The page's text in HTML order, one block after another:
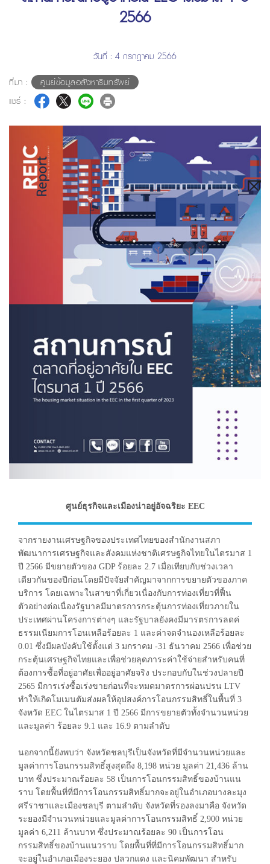
2566
วันที่ : 4 กรกฎาคม 2566
ที่มา :
ศูนย์ข้อมูลอสังหาริมทรัพย์
แชร์ :
ศูนย์ธุรกิจและเมืองน่าอยู่อัจฉริยะ EEC
จากรายงานเศรษฐกิจของประเทศไทยของสำนักงานสภา
พัฒนาการเศรษฐกิจและสังคมแห่งชาติเศรษฐกิจไทยในไตรมาส 1
ปี 2566 มีขยายตัวของ GDP ร้อยละ 2.7 เมื่อเทียบกับช่วงเวลา
เดียวกันของปีก่อนโดยมีปัจจัยสำคัญมาจากการขยายตัวของภาค
บริการ โดยเฉพาะในสาขาที่เกี่ยวเนื่องกับการท่องเที่ยวที่ฟื้น
ตัวอย่างต่อเนื่องรัฐบาลมีมาตรการกระตุ้นการท่องเที่ยวภายใน
ประเทศผ่านโครงการต่างๆ และรัฐบาลยังคงมีมารตรการลดค่
ธรรมเนียมการโอนเหลือร้อยละ 1 และค่าจดจำนองเหลือร้อยละ
0.01 ซึ่งมีผลบังคับใช้ตั้งแต่ 3 มกราคม -31 ธันวาคม 2566 เพื่อช่วย
กระตุ้นเศรษฐกิจไทยและเพื่อช่วยลุดภาระค่าใช้จ่ายสำหรับคนที่
ต้องการซื้อที่อยู่อาศัยเพื่ออยู่อาศัยจริง ประกอบกับในช่วงปลายปี
2565 มีการเร่งซื้อเร่งขายก่อนที่จะหมดมาตรการผ่อนปรน LTV
ทำให้เกิดโมเมนตัมส่งผลให้อุปสงค์การโอนกรรมสิทธิ์ในพื้นที่ 3
จังหวัด EEC ในไตรมาส 1 ปี 2566 มีการขยายตัวทั้งจำนวนหน่วย
และมูลค่า ร้อยละ 9.1 และ 16.9 ตามลำดับ
นอกจากนี้ยังพบว่า จังหวัดชลบุรีเป็นจังหวัดที่มีจำนวนหน่วยและ
มูลค่าการโอนกรรมสิทธิ์สูงสุดถึง 8,198 หน่วย มูลค่า 21,436 ล้าน
บาท ซึ่งประมาณร้อยละ 58 เป็นการโอนกรรมสิทธิ์ของบ้านแน
ราบ โดยพื้นที่ที่มีการโอนกรรมสิทธิ์มากจะอยู่ในอำเภอบางละมุง
ศรีราชาและเมืองชลบุรี ตามลำดับ จังหวัดที่รองลงมาคือ จังหวัด
ระยองมีจำนวนหน่วยและมูลค่าการโอนกรรมสิทธิ์ 2,900 หน่วย
มูลค่า 6,211 ล้านบาท ซึ่งประมาณร้อยละ 90 เป็นการโอน
กรรมสิทธิ์ของบ้านแนวราบ โดยพื้นที่ที่มีการโอนกรรมสิทธิ์มาก
จะอยู่ในอำเภอเมืองระยอง ปลวกแดง และนิคมพัฒนา สำหรับ